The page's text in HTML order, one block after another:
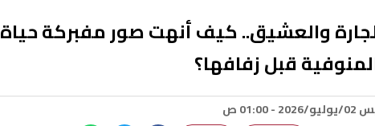
والعشيق.. كيف أنهت صور مفبركة حياة
قبل زفافها؟
01:00 ص